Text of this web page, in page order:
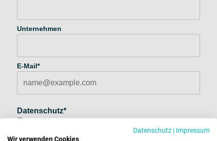
Unternehmen
E-Mail*
Datenschutz*
genommen und bin damit einverstanden, dass die von mir
Datenschutz | Impressum
Wir verwenden Cookies